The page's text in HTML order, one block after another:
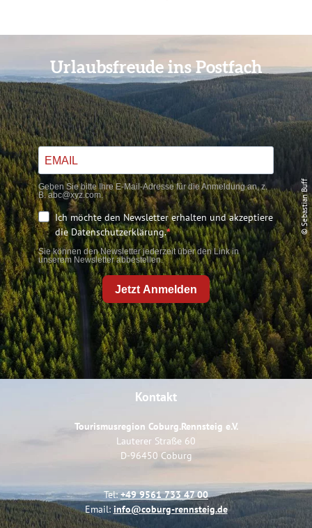
© Sebastian Buff
Urlaubsfreude ins Postfach
Geben Sie bitte Ihre E-Mail-Adresse für die Anmeldung an, z.
B. abc@xyz.com.
Ich möchte den Newsletter erhalten und akzeptiere
die Datenschutzerklärung.
Sie können den Newsletter jederzeit über den Link in
unserem Newsletter abbestellen.
Jetzt Anmelden
Kontakt
Tourismusregion Coburg.Rennsteig e.V.
Lauterer Straße 60
D-96450 Coburg
Tel:+49 9561 733 47 00
Email: info@coburg-rennsteig.de